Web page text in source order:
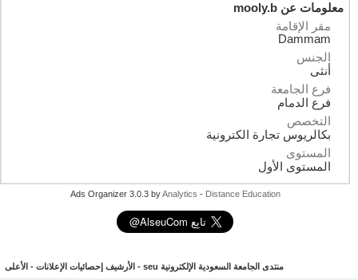
معلومات عن mooly.b
مقر الإقامة
Dammam
الجنس
أنثى
فرع الجامعة
فرع الدمام
التخصص
بكالريوس تجارة الكترونية
المستوى
المستوى الأول
Ads Organizer 3.0.3 byAnalytics -Distance Education
منتدى الجامعة السعودية الإلكترونية seu - الأرشيف إحصائيات الإعلانات- الأعلى